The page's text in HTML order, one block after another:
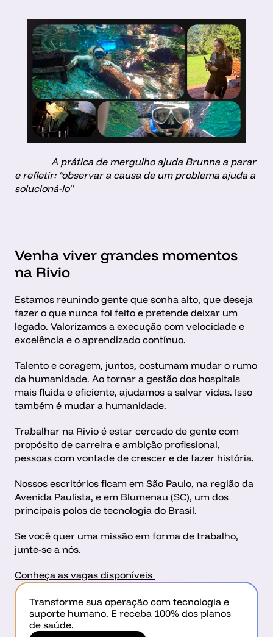
e refletir: "observar a causa de um problema ajuda a
solucioná-lo"
Venha viver grandes momentos
na Rivio
Estamos reunindo gente que sonha alto, que deseja
fazer o que nunca foi feito e pretende deixar um
legado. Valorizamos a execução com velocidade e
excelência e o aprendizado contínuo.
Talento e coragem, juntos, costumam mudar o rumo
da humanidade. Ao tornar a gestão dos hospitais
mais fluida e eficiente, ajudamos a salvar vidas. Isso
também é mudar a humanidade.
Trabalhar na Rivio é estar cercado de gente com
propósito de carreira e ambição profissional,
pessoas com vontade de crescer e de fazer história.
Nossos escritórios ficam em São Paulo, na região da
Avenida Paulista, e em Blumenau (SC), um dos
principais polos de tecnologia do Brasil.
Se você quer uma missão em forma de trabalho,
junte-se a nós.
Conheça as vagas disponíveis
Transforme sua operação com tecnologia e
suporte humano. E receba 100% dos planos
de saúde.